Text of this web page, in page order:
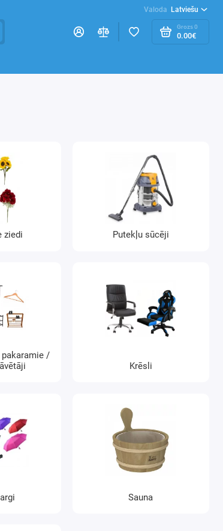
Valoda Latviešu
Grozs0
0.00€
ziedi Putekļu sūcēji
pakaramie /
Krēsli
Sauna